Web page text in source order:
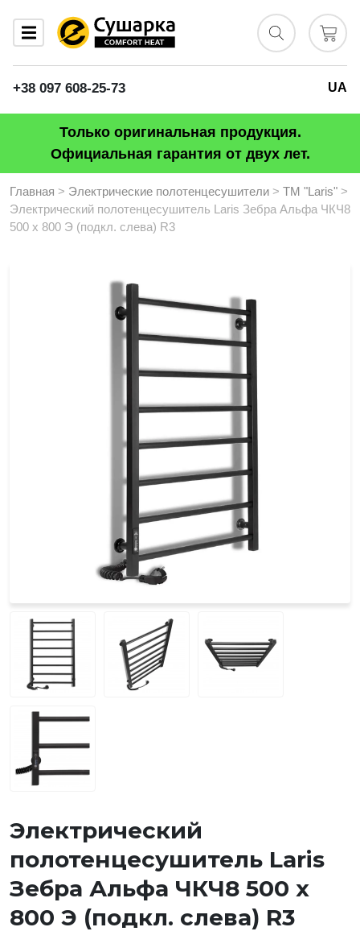
+38 097 608-25-73 UA
Только оригинальная продукция.
Официальная гарантия от двух лет.
Главная > Электрические полотенцесушители > ТМ "Laris" >
Электрический полотенцесушитель Laris Зебра Альфа ЧКЧ8
500 х 800 Э (подкл. слева) R3
Электрический
полотенцесушитель Laris
Зебра Альфа ЧКЧ8 500 х
800 Э (подкл. слева) R3